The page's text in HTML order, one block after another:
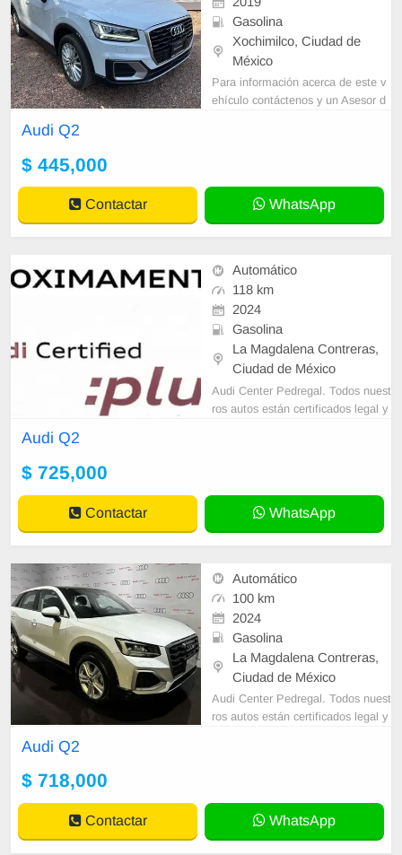
Gasolina
Xochimilco, Ciudad de
México
Para información acerca de este v
ehículo contáctenos y un Asesor d
Audi Q2
$ 445,000
Contactar WhatsApp
Automático
118 km
2024
Gasolina
La Magdalena Contreras,
Ciudad de México
Audi Center Pedregal. Todos nuest
ros autos están certificados legal y
Audi Q2
$ 725,000
Contactar WhatsApp
Automático
100 km
2024
Gasolina
La Magdalena Contreras,
Ciudad de México
Audi Center Pedregal. Todos nuest
ros autos están certificados legal y
Audi Q2
$ 718,000
Contactar WhatsApp